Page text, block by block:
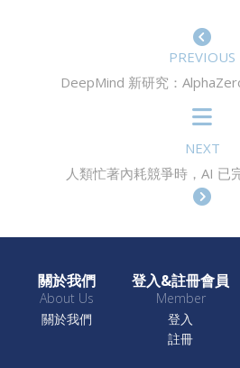
PREVIOUS
DeepMind 新研究：
NEXT
人類忙著內耗競爭時，AI 已
關於我們
About Us
關於我們
登入&註冊會員
Member
登入
註冊